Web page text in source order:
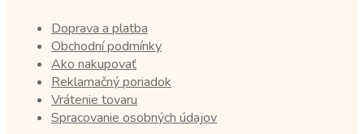
Doprava a platba
Obchodní podmínky
Ako nakupovať
Reklamačný poriadok
Vrátenie tovaru
Spracovanie osobných údajov